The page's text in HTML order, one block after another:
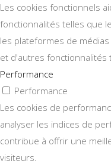
Les cookies fonctionnels
fonctionnalités telles que
les plateformes de
et d'autres fonctionnalités
Performance
Performance
Les cookies de
analyser les indices de
contribue à offrir une
visiteurs.